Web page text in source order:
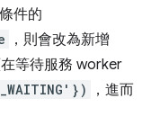
件的
，則會改為新增
等待服務 worker
，進而